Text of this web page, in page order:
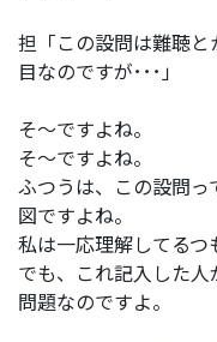
担「この設問は難聴
目なのですが･･･」
そ～ですよね。
そ～ですよね。
ふつうは、この設問
図ですよね。
私は一応理解してるつ
でも、これ記入した
問題なのですよ。